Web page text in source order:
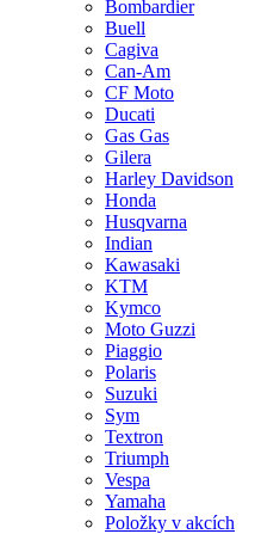
Bombardier
Buell
Cagiva
Can-Am
CF Moto
Ducati
Gas Gas
Gilera
Harley Davidson
Honda
Husqvarna
Indian
Kawasaki
KTM
Kymco
Moto Guzzi
Piaggio
Polaris
Suzuki
Sym
Textron
Triumph
Vespa
Yamaha
Položky v akcích